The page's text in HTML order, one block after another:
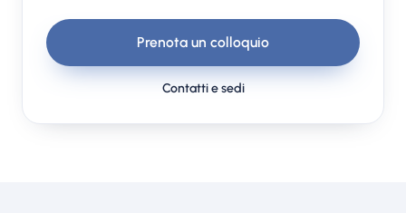
Prenota un colloquio
Contatti e sedi